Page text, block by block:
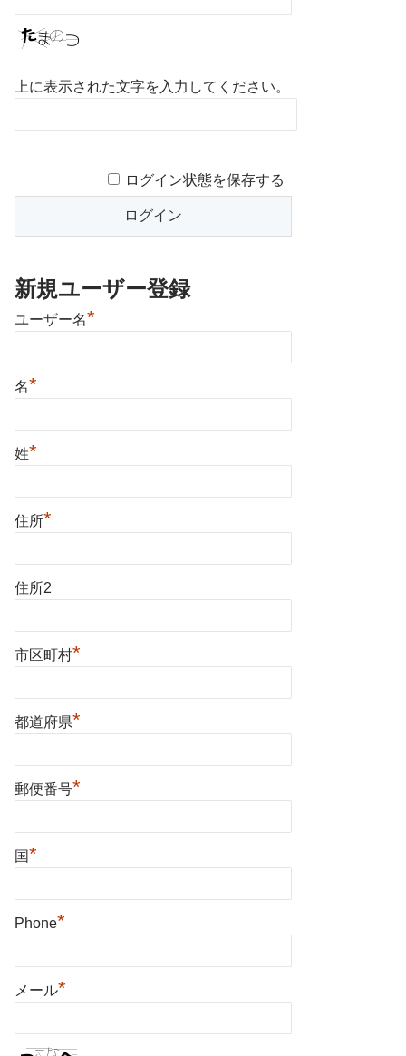
上に表示された文字を入力してください。
ログイン状態を保存する
新規ユーザー登録
ユーザー名*
名*
姓*
住所*
住所2
市区町村*
都道府県*
郵便番号*
国*
Phone*
メール*